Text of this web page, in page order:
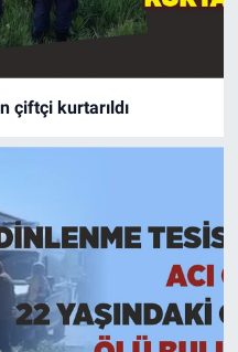
çiftçi kurtarıldı